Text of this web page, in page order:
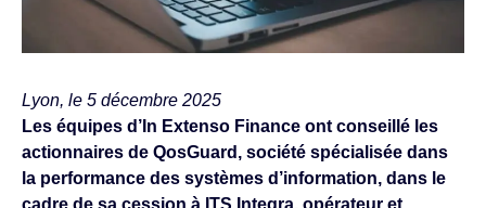
Lyon, le 5 décembre 2025
Les équipes d’In Extenso Finance ont conseillé les
actionnaires de QosGuard, société spécialisée dans
la performance des systèmes d’information, dans le